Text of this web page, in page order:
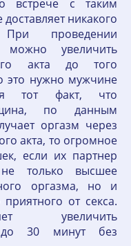
встрече с таким
никакого
проведении
можно увеличить
акта до того
это нужно мужчине
тот факт, что
по данным
оргазм через
акта, то огромное
если их партнер
только высшее
оргазма, но и
от секса.
увеличить
до 30 минут без